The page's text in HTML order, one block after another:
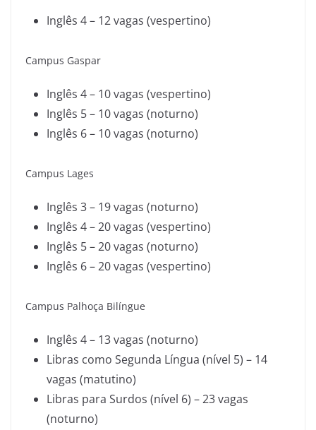
Inglês 4 – 12 vagas (vespertino)
Campus Gaspar
Inglês 4 – 10 vagas (vespertino)
Inglês 5 – 10 vagas (noturno)
Inglês 6 – 10 vagas (noturno)
Campus Lages
Inglês 3 – 19 vagas (noturno)
Inglês 4 – 20 vagas (vespertino)
Inglês 5 – 20 vagas (noturno)
Inglês 6 – 20 vagas (vespertino)
Campus Palhoça Bilíngue
Inglês 4 – 13 vagas (noturno)
Libras como Segunda Língua (nível 5) – 14
vagas (matutino)
Libras para Surdos (nível 6) – 23 vagas
(noturno)